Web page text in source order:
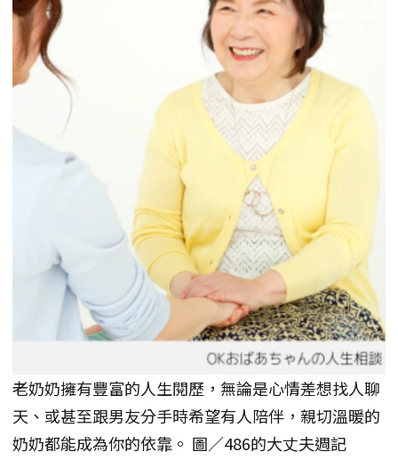
老奶奶擁有豐富的人生閱歷，無論是心情差想找人聊
天、或甚至跟男友分手時希望有人陪伴，親切溫暖的
奶奶都能成為你的依靠。 圖／486的大丈夫週記